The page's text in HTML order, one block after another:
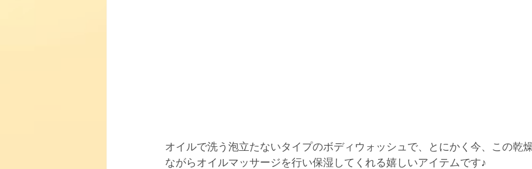
オイルで洗う泡立たないタイプのボディウォッシュで、とにかく今、この乾
ながらオイルマッサージを行い保湿してくれる嬉しいアイテムです♪